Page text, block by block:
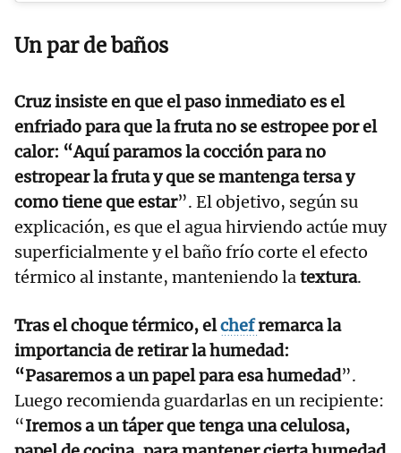
Un par de baños
Cruz insiste en que el paso inmediato es el
enfriado para que la fruta no se estropee por el
calor: “Aquí paramos la cocción para no
estropear la fruta y que se mantenga tersa y
como tiene que estar”. El objetivo, según su
explicación, es que el agua hirviendo actúe muy
superficialmente y el baño frío corte el efecto
térmico al instante, manteniendo latextura.
Tras el choque térmico, elchefremarca la
importancia de retirar la humedad:
“Pasaremos a un papel para esa humedad”.
Luego recomienda guardarlas en un recipiente:
“Iremos a un táper que tenga una celulosa,